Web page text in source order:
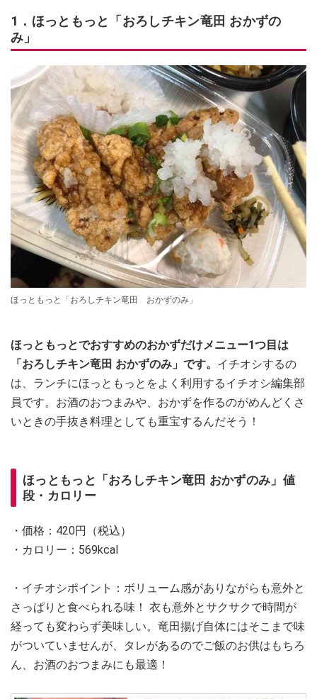
1．ほっともっと「おろしチキン竜田 おかずの
み」
ほっともっと「おろしチキン竜田 おかずのみ」
ほっともっとでおすすめのおかずだけメニュー1つ目は
「おろしチキン竜田 おかずのみ」です。 イチオシするの
は、ランチにほっともっとをよく利用するイチオシ編集部
員です。お酒のおつまみや、おかずを作るのがめんどくさ
いときの手抜き料理としても重宝するんだそう！
ほっともっと「おろしチキン竜田 おかずのみ」値
段・カロリー
・価格：420円（税込）
・カロリー：569kcal
・イチオシポイント：ボリューム感がありながらも意外と
さっぱりと食べられる味！ 衣も意外とサクサクで時間が
経っても変わらず美味しい。竜田揚げ自体にはそこまで味
がついていませんが、タレがあるのでご飯のお供はもちろ
ん、お酒のおつまみにも最適！